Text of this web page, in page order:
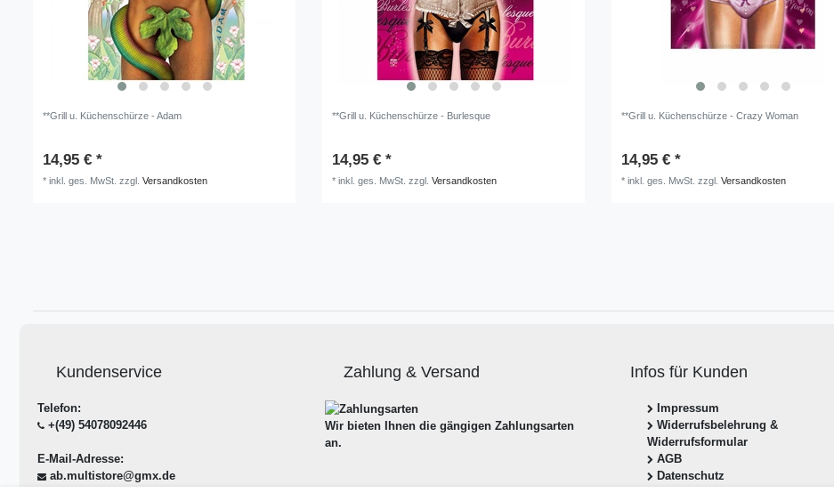
**Grill u. Küchenschürze - Adam
14,95 € *
*inkl. ges. MwSt. zzgl.Versandkosten
**Grill u. Küchenschürze - Burlesque
14,95 € *
*inkl. ges. MwSt. zzgl.Versandkosten
**Grill u. Küchenschürze - Crazy Woman
14,95 € *
*inkl. ges. MwSt. zzgl.Versandkosten
Kundenservice
Telefon:
+(49) 54078092446
E-Mail-Adresse:
ab.multistore@gmx.de
Zahlung & Versand
Wir bieten Ihnen die gängigen Zahlungsarten
an.
Infos für Kunden
Impressum
Widerrufsbelehrung &
Widerrufsformular
AGB
Datenschutz